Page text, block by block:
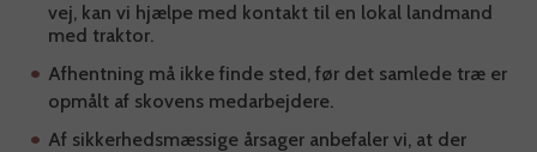
vej, kan vi hjælpe med kontakt til en lokal landmand
med traktor.
Afhentning må ikke finde sted, før det samlede træ er
opmålt af skovens medarbejdere.
Af sikkerhedsmæssige årsager anbefaler vi, at der